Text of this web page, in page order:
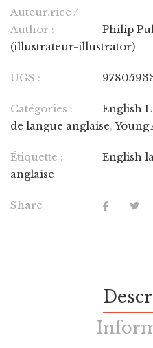
Auteur.rice /
Author :
Philip
(illustrateur-illustrator)
UGS :
Catégories : English
de langue anglaise, Young
Étiquette : English
anglaise
Share